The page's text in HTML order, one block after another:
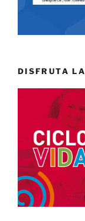
DISFRUTA